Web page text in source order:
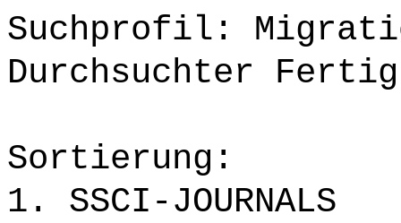
Suchprofil:
Durchsuchter
Sortierung:
1. SSCI-JOURNALS